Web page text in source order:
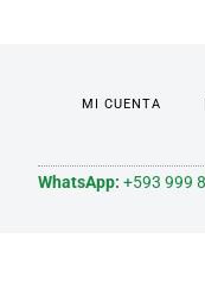
MI CUENTA
WhatsApp: +593 999